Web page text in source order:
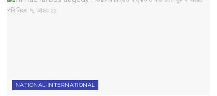
NATIONAL-INTERNATIONAL